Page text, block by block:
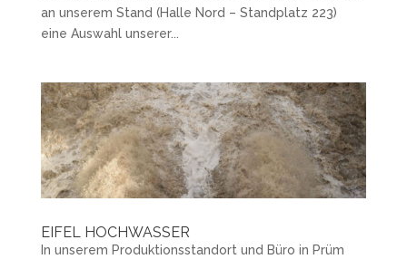
an unserem Stand (Halle Nord – Standplatz 223)
eine Auswahl unserer...
EIFEL HOCHWASSER
In unserem Produktionsstandort und Büro in Prüm